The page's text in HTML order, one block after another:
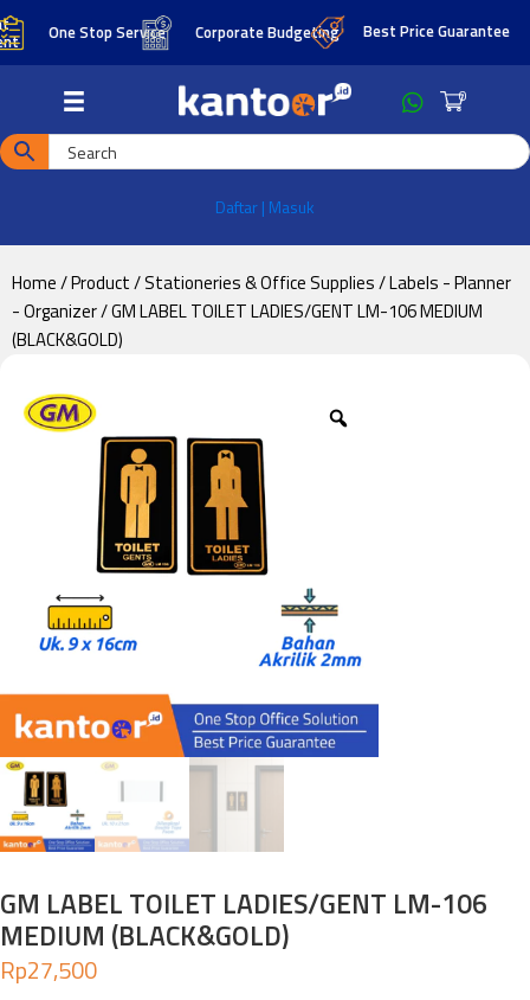
Skip
to
content
Skip
to
One Stop Service Corporate Budgeting Best Price Guarantee
0
Daftar | Masuk
Home/Product/Stationeries & Office Supplies/Labels - Planner
- Organizer/ GM LABEL TOILET LADIES/GENT LM-106 MEDIUM
(BLACK&GOLD)
GM LABEL TOILET LADIES/GENT LM-106
MEDIUM (BLACK&GOLD)
Rp27,500